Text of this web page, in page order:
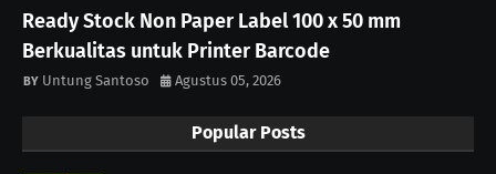
Ready Stock Non Paper Label 100 x 50 mm
Berkualitas untuk Printer Barcode
Untung Santoso Agustus 05, 2026
Popular Posts